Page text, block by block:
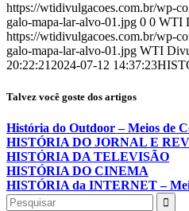
https://wtidivulgacoes.com.br/wp-
galo-mapa-lar-alvo-01.jpg 0 0 WTI
https://wtidivulgacoes.com.br/wp-
galo-mapa-lar-alvo-01.jpg WTI
20:22:212024-07-12 14:37:23
Talvez você goste dos artigos
História do Outdoor – Meios de
HISTÓRIA DO JORNAL E
HISTÓRIA DA TELEVISÃO
HISTÓRIA DO CINEMA
HISTÓRIA da INTERNET –